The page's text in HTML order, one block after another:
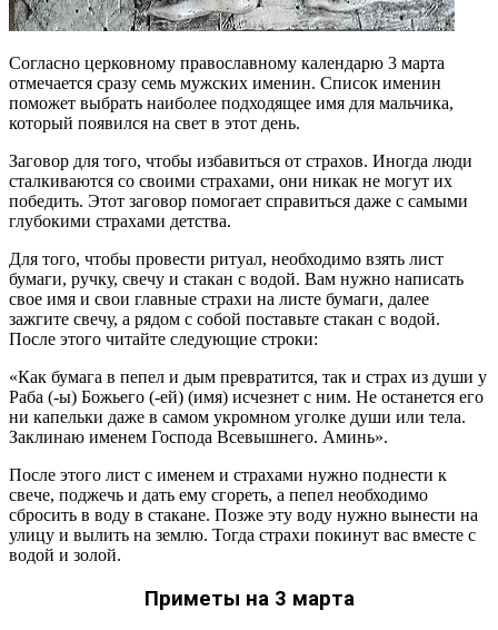
Согласно церковному православному календарю 3 марта
отмечается сразу семь мужских именин. Список именин
поможет выбрать наиболее подходящее имя для мальчика,
который появился на свет в этот день.
Заговор для того, чтобы избавиться от страхов. Иногда люди
сталкиваются со своими страхами, они никак не могут их
победить. Этот заговор помогает справиться даже с самыми
глубокими страхами детства.
Для того, чтобы провести ритуал, необходимо взять лист
бумаги, ручку, свечу и стакан с водой. Вам нужно написать
свое имя и свои главные страхи на листе бумаги, далее
зажгите свечу, а рядом с собой поставьте стакан с водой.
После этого читайте следующие строки:
«Как бумага в пепел и дым превратится, так и страх из души у
Раба (-ы) Божьего (-ей) (имя) исчезнет с ним. Не останется его
ни капельки даже в самом укромном уголке души или тела.
Заклинаю именем Господа Всевышнего. Аминь».
После этого лист с именем и страхами нужно поднести к
свече, поджечь и дать ему сгореть, а пепел необходимо
сбросить в воду в стакане. Позже эту воду нужно вынести на
улицу и вылить на землю. Тогда страхи покинут вас вместе с
водой и золой.
Приметы на 3 марта